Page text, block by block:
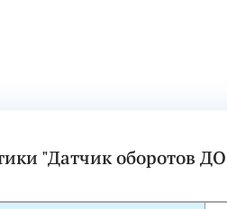
"Датчик оборотов